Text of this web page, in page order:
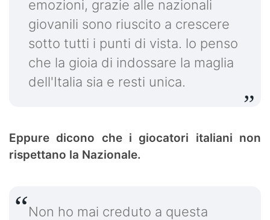
emozioni, grazie alle nazionali
giovanili sono riuscito a crescere
sotto tutti i punti di vista. lo penso
che la gioia di indossare la maglia
dell'Italia sia e resti unica.
Eppure dicono che i giocatori italiani non
rispettano la Nazionale.
Non ho mai creduto a questa